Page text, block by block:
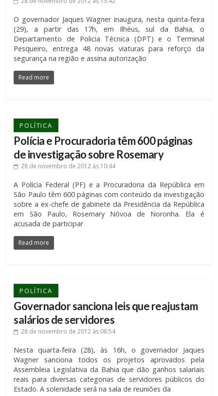
O governador Jaques Wagner inaugura, nesta quinta-feira
(29), a partir das 17h, em Ilhéus, sul da Bahia, o
Departamento de Policia Técnica (DPT) e o Terminal
Pesqueiro, entrega 48 novas viaturas para reforço da
segurança na região e assina autorização
Read more
POLÍTICA
Polícia e Procuradoria têm 600 páginas
de investigação sobre Rosemary
28 de novembro de 2012 às 10:44
A Polícia Federal (PF) e a Procuradoria da República em
São Paulo têm 600 páginas com conteúdo da investigação
sobre a ex-chefe de gabinete da Presidência da República
em São Paulo, Rosemary Nóvoa de Noronha. Ela é
acusada de participar
Read more
POLÍTICA
Governador sanciona leis que reajustam
salários de servidores
28 de novembro de 2012 às 08:54
Nesta quarta-feira (28), às 16h, o governador Jaques
Wagner sanciona todos os projetos aprovados pela
Assembleia Legislativa da Bahia que dão ganhos salariais
reais para diversas categorias de servidores públicos do
Estado. A solenidade será na sala de reuniões da